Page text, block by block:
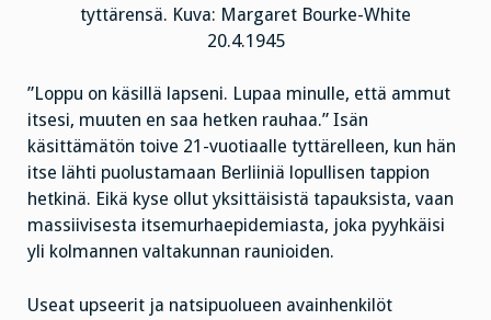
tyttärensä. Kuva: Margaret Bourke-White
20.4.1945
”Loppu on käsillä lapseni. Lupaa minulle, että ammut
itsesi, muuten en saa hetken rauhaa.” Isän
käsittämätön toive 21-vuotiaalle tyttärelleen, kun hän
itse lähti puolustamaan Berliiniä lopullisen tappion
hetkinä. Eikä kyse ollut yksittäisistä tapauksista, vaan
massiivisesta itsemurhaepidemiasta, joka pyyhkäisi
yli kolmannen valtakunnan raunioiden.
Useat upseerit ja natsipuolueen avainhenkilöt